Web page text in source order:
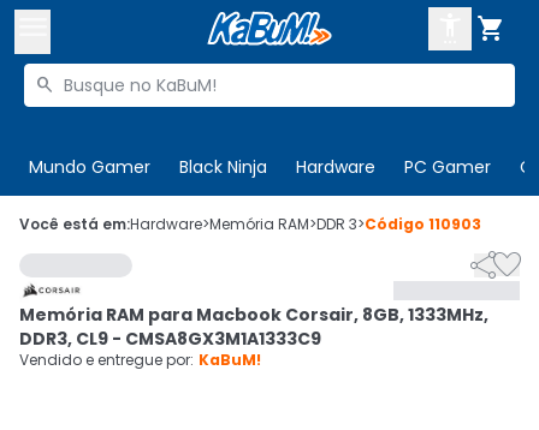

Buscar produtos

Mundo Gamer Black Ninja Hardware PC Gamer
 Olá. Acesse sua conta
 Departamentos
Cupons
CADASTRE-SE
Você está em:Hardware>Memória RAM>DDR 3>Código 110903

Memória RAM para Macbook Corsair, 8GB, 1333MHz,
DDR3, CL9 - CMSA8GX3M1A1333C9
Vendido e entregue por: KaBuM!